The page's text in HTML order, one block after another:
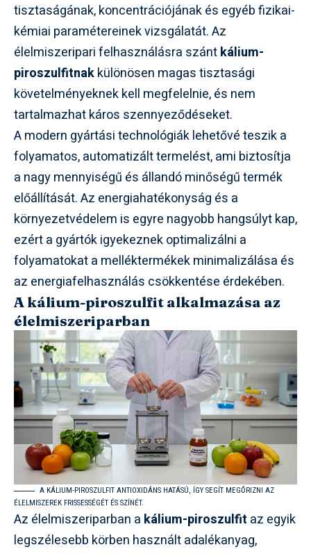
tisztaságának, koncentrációjának és egyéb fizikai-
kémiai paramétereinek vizsgálatát. Az
élelmiszeripari felhasználásra szántkálium-
piroszulfitnakkülönösen magas tisztasági
követelményeknek kell megfelelnie, és nem
tartalmazhat káros szennyeződéseket.
A modern gyártási technológiák lehetővé teszik a
folyamatos, automatizált termelést, ami biztosítja
a nagy mennyiségű és állandó minőségű termék
előállítását. Az energiahatékonyság és a
környezetvédelem is egyre nagyobb hangsúlyt kap,
ezért a gyártók igyekeznek optimalizálni a
folyamatokat a melléktermékek minimalizálása és
az energiafelhasználás csökkentése érdekében.
A kálium-piroszulfit alkalmazása az
élelmiszeriparban
A KÁLIUM-PIROSZULFIT ANTIOXIDÁNS HATÁSÚ, ÍGY SEGÍT MEGŐRIZNI AZ
ÉLELMISZEREK FRISSESSÉGÉT ÉS SZÍNÉT.
Az élelmiszeriparban a kálium-piroszulfit az egyik
legszélesebb körben használt adalékanyag,